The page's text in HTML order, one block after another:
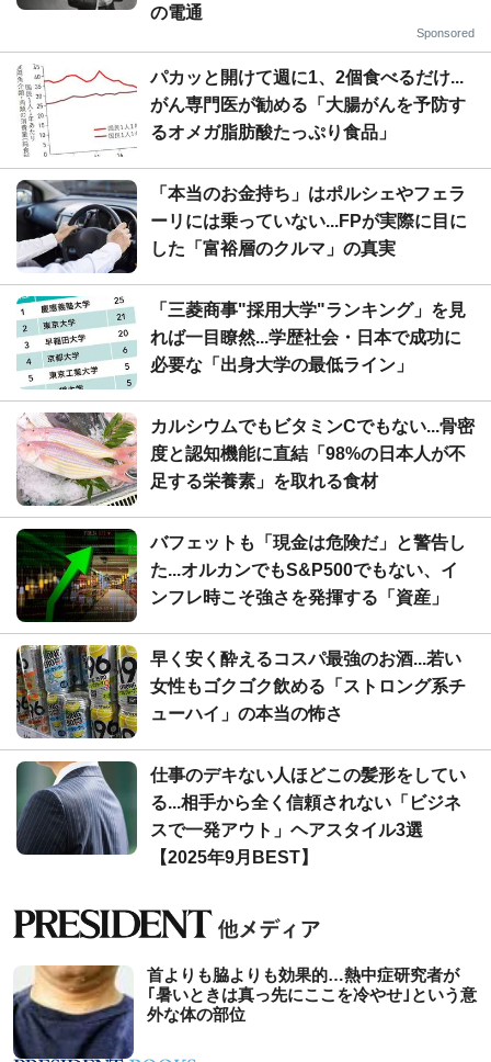
の電通
Sponsored
パカッと開けて週に1、2個食べるだけ...
がん専門医が勧める「大腸がんを予防す
るオメガ脂肪酸たっぷり食品」
「本当のお金持ち」はポルシェやフェラ
ーリには乗っていない...FPが実際に目に
した「富裕層のクルマ」の真実
「三菱商事"採用大学"ランキング」を見
れば一目瞭然...学歴社会・日本で成功に
必要な「出身大学の最低ライン」
カルシウムでもビタミンCでもない...骨密
度と認知機能に直結「98%の日本人が不
足する栄養素」を取れる食材
バフェットも「現金は危険だ」と警告し
た...オルカンでもS&P500でもない、イ
ンフレ時こそ強さを発揮する「資産」
早く安く酔えるコスパ最強のお酒...若い
女性もゴクゴク飲める「ストロング系チ
ューハイ」の本当の怖さ
仕事のデキない人ほどこの髪形をしてい
る...相手から全く信頼されない「ビジネ
スで一発アウト」ヘアスタイル3選
【2025年9月BEST】
首よりも脇よりも効果的…熱中症研究者が
｢暑いときは真っ先にここを冷やせ｣という意
外な体の部位